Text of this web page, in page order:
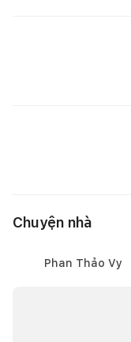
Chuyện nhà
Phan Thảo Vy